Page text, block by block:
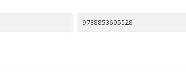
9788853605528